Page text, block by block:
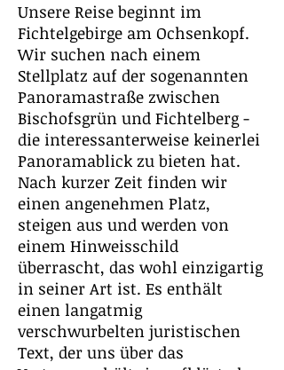
Unsere Reise beginnt im
Fichtelgebirge am Ochsenkopf.
Wir suchen nach einem
Stellplatz auf der sogenannten
Panoramastraße zwischen
Bischofsgrün und Fichtelberg -
die interessanterweise keinerlei
Panoramablick zu bieten hat.
Nach kurzer Zeit finden wir
einen angenehmen Platz,
steigen aus und werden von
einem Hinweisschild
überrascht, das wohl einzigartig
in seiner Art ist. Es enthält
einen langatmig
verschwurbelten juristischen
Text, der uns über das